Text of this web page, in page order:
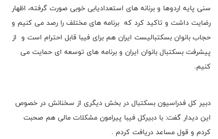
سنی پایه اردوها و برنانه های استعدادیابی خوبی صورت گرفته، اظهار
رضایت داشت و تاکید کرد که برنامه های مختلف را رصد می کنیم و
حجاب بانوان بسکتبالیست ایران هم برای فیبا قابل احترام است و از
پیشرفت بسکتبال بانوان ایران و برنامه های توسعه ای حمایت می
کنیم.
دبیر کل فدراسیون بسکتبال در بخش دیگری از سخنانش در خصوص
این دیدار گفت: با دبیرکل فیبا پیرامون مشکلات مالی هم صحبت
کردم و قول مساعد دریافت کردم .